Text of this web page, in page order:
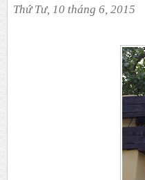
Thứ Tư, 10 tháng 6, 2015